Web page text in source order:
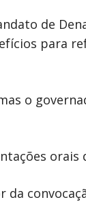
de
para
o
orais